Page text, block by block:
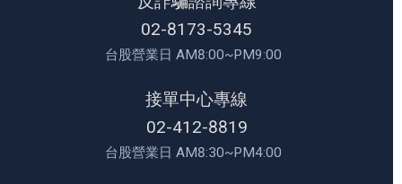
02-8173-5345
台股營業日 AM8:00~PM9:00
接單中心專線
02-412-8819
台股營業日 AM8:30~PM4:00